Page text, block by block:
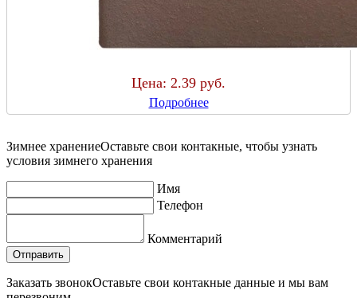
Цена: 2.39 руб.
Подробнее
Зимнее хранениеОставьте свои контакные, чтобы узнать
условия зимнего хранения
Имя
Телефон
Комментарий
Заказать звонокОставьте свои контакные данные и мы вам